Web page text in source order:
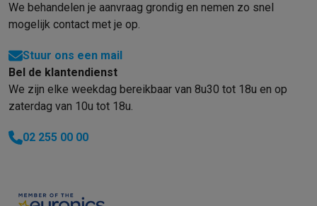
We behandelen je aanvraag grondig en nemen zo snel
mogelijk contact met je op.
Stuur ons een mail
Bel de klantendienst
We zijn elke weekdag bereikbaar van 8u30 tot 18u en op
zaterdag van 10u tot 18u.
02 255 00 00